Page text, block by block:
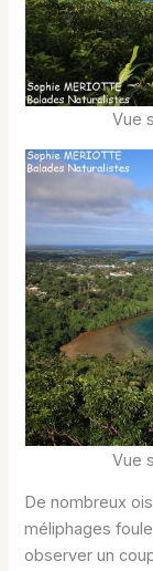
Vue
Vue
De nombreux
méliphages
observer un